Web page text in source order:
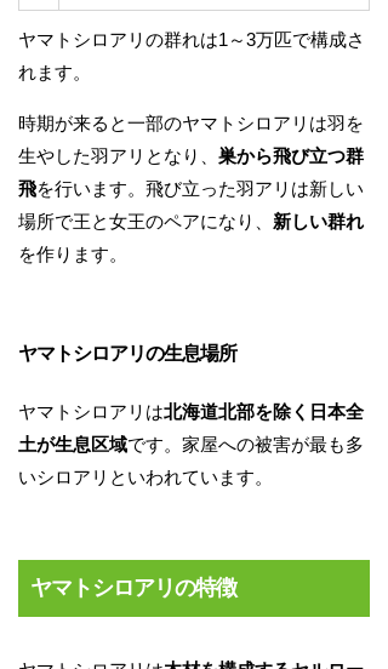
ヤマトシロアリの群れは1～3万匹で構成さ
れます。
時期が来ると一部のヤマトシロアリは羽を
生やした羽アリとなり、 巣から飛び立つ群
飛を行います。飛び立った羽アリは新しい
場所で王と女王のペアになり、 新しい群れ
を作ります。
ヤマトシロアリの生息場所
ヤマトシロアリは北海道北部を除く日本全
土が生息区域です。家屋への被害が最も多
いシロアリといわれています。
ヤマトシロアリの特徴